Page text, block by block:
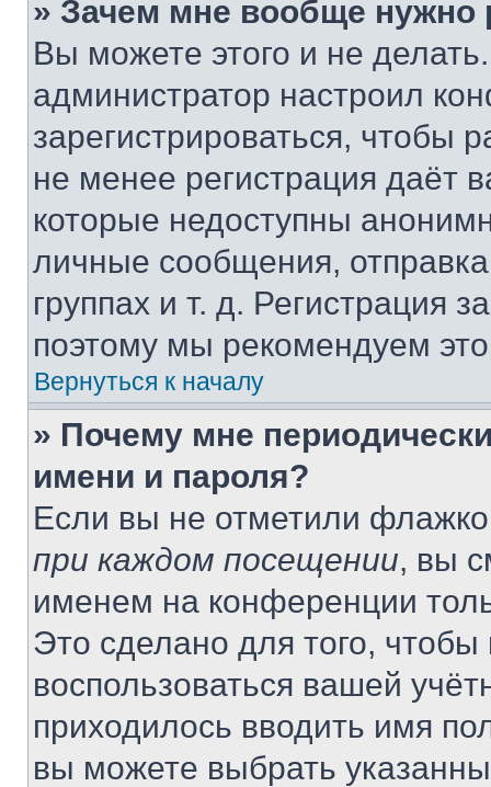
» Зачем мне вообще нужно
Вы можете этого и не
администратор настроил
зарегистрироваться, чтобы
не менее регистрация даёт
которые недоступны
личные сообщения,
группах и т. д. Регистрация
поэтому мы рекомендуем
Вернуться к началу
» Почему мне
имени и пароля?
Если вы не отметили
при каждом посещении, вы
именем на конференции
Это сделано для того, чтобы
воспользоваться вашей
приходилось вводить имя
вы можете выбрать